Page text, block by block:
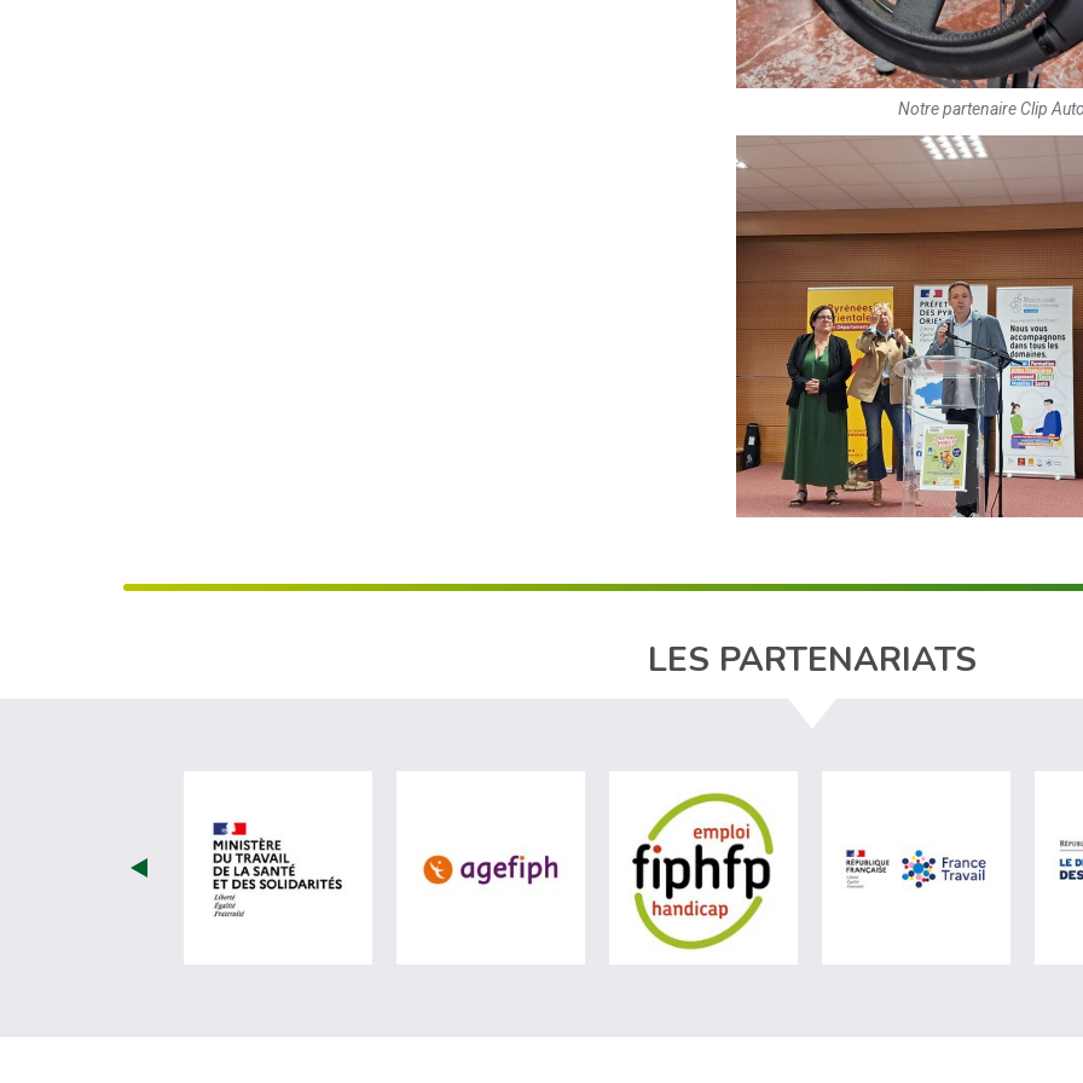
Notre partenaire Clip
LES PARTENARIATS
visiter les site de Ministère du travail (nouvelle fenêtre)
visiter les site de Agefiph (nouvelle fenêtre)visiter les site de Fiphfp (nouvellevisiter les